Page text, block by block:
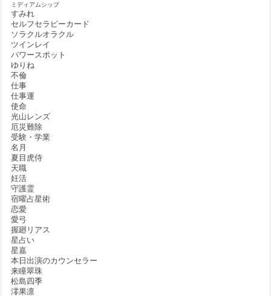
ミディアムシップ
すみれ
セルフセラピーカード
ソラクルオラクル
ツインレイ
パワースポット
ゆりね
不倫
仕事
仕事運
使命
光山レンズ
厄災難除
受験・学業
名月
夏目虎侍
天職
妊活
守護霊
宿曜占星術
恋愛
愛弓
握廻リアス
星占い
星嘉
本日出演のカウンセラー
来瞳翠珠
松島四季
澪果凛